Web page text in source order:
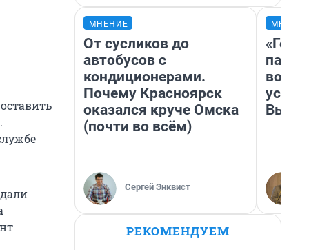
МНЕНИЕ
От сусликов до
автобусов с
кондиционерами.
Почему Красноярск
оказался круче Омска
(почти во всём)
Сергей Энквист
РЕКОМЕНДУЕМ